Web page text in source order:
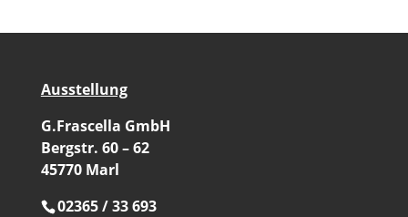
Ausstellung
G.Frascella GmbH
Bergstr. 60 – 62
45770 Marl
02365 / 33 693